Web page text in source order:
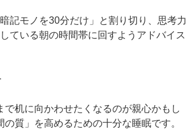
記モノを30分だけ」と割り切り、思考力
ている朝の時間帯に回すようアドバイス
机に向かわせたくなるのが親心かもし
質」を高めるための十分な睡眠です。